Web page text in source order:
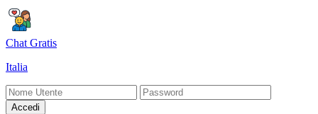
Chat Gratis
Italia
Accedi